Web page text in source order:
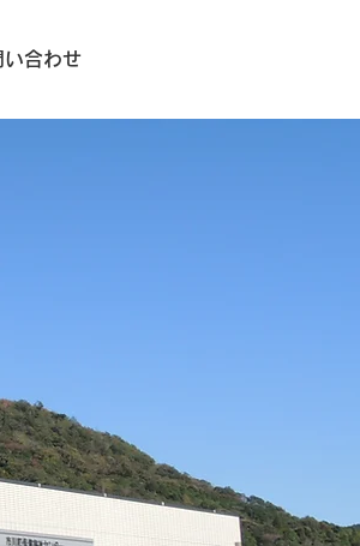
い合わせ